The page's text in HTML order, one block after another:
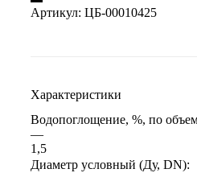
Артикул: ЦБ-00010425
Характеристики
Водопоглощение, %, по
—
1,5
Диаметр условный (Ду, DN):